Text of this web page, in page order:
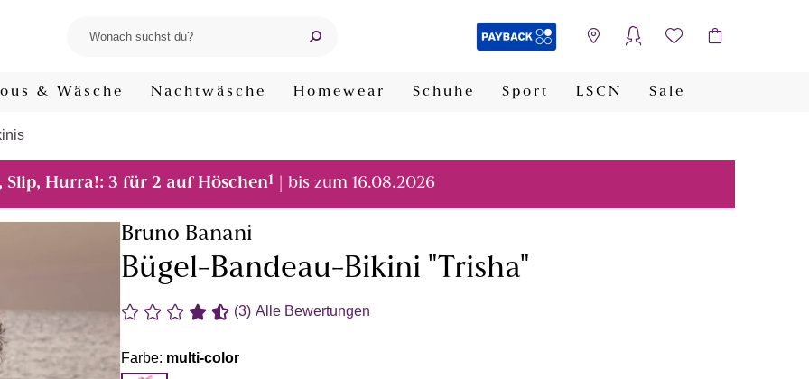
& Wäsche Nachtwäsche Homewear Schuhe Sport LSCN Sale
Slip, Hurra!: 3 für 2 auf Höschen1 | bis zum 16.08.2026
Bruno Banani
Bügel-Bandeau-Bikini "Trisha"
(3) Alle Bewertungen
Farbe: multi-color